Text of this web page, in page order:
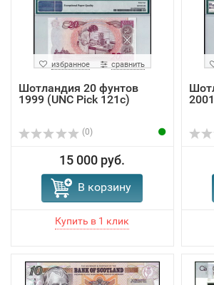
избранное сравнить
Шотландия 20 фунтoв
1999 (UNC Pick 121c)
(0)
15 000 руб.
В корзину